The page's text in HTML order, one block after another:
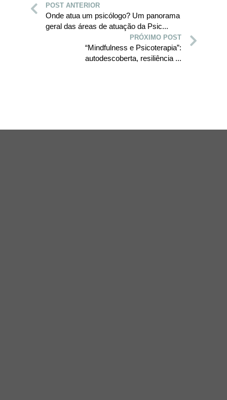
POST ANTERIOR
Onde atua um psicólogo? Um panorama
geral das áreas de atuação da Psic...
PRÓXIMO POST
“Mindfulness e Psicoterapia”:
autodescoberta, resiliência ...